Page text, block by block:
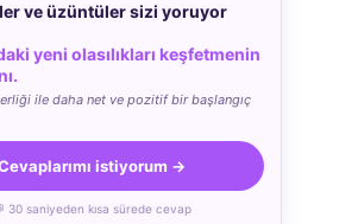
ve üzüntüler sizi yoruyor
yeni olasılıkları keşfetmenin
ile daha net ve pozitif bir başlangıç
istiyorum →
30 saniyeden kısa sürede cevap